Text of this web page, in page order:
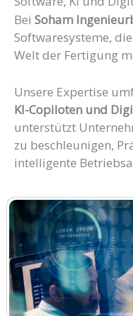
Bei Soham
Softwaresysteme,
Welt der Fertigung
Unsere Expertise
KI-Copiloten und
unterstützt
zu beschleunigen,
intelligente